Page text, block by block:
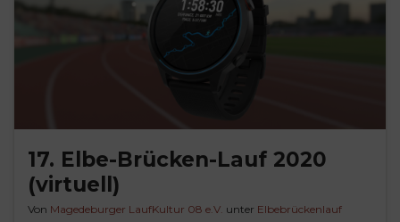
17. Elbe-Brücken-Lauf 2020
(virtuell)
Von Magedeburger LaufKultur 08 e.V. unter Elbebrückenlauf